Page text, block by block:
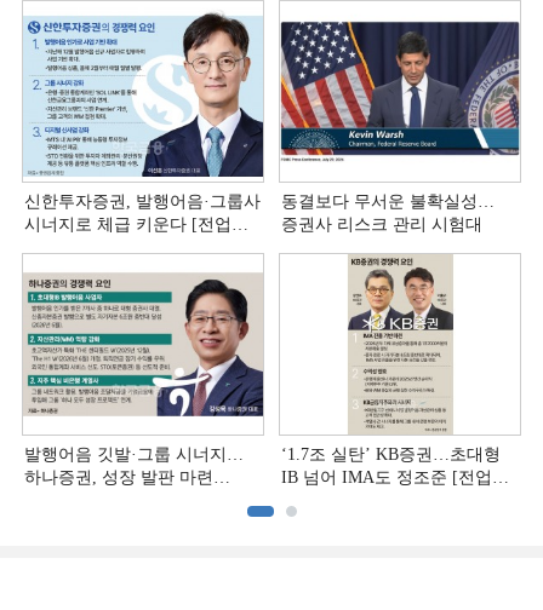
신한투자증권, 발행어음·그룹사
시너지로 체급 키운다 [전업계
동결보다 무서운 불확실성…
증권사 리스크 관리 시험대
발행어음 깃발·그룹 시너지…
하나증권, 성장 발판 마련
‘1.7조 실탄’ KB증권…초대형
IB 넘어 IMA도 정조준 [전업계